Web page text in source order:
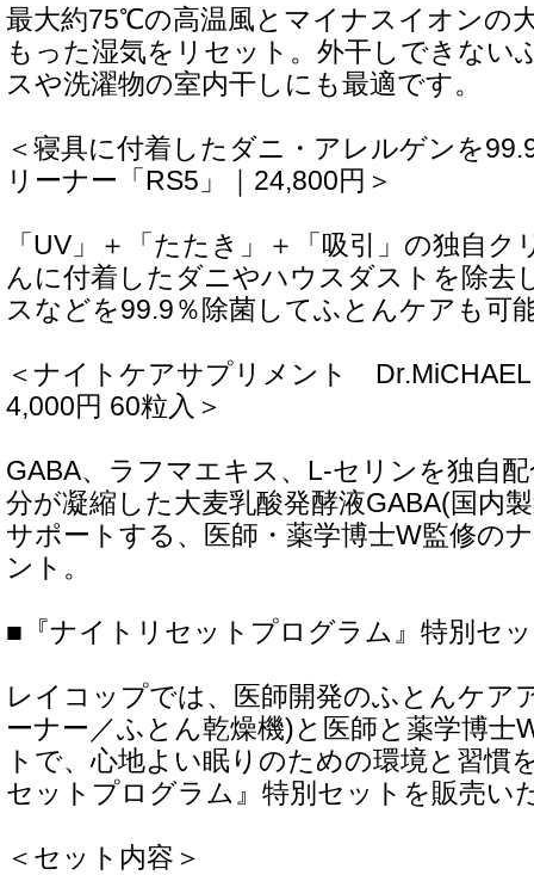
最大約75℃の高温風とマイナスイオンの
もった湿気をリセット。外干しできない
スや洗濯物の室内干しにも最適です。
＜寝具に付着したダニ・アレルゲンを
リーナー「RS5」｜24,800円＞
「UV」＋「たたき」＋「吸引」の独自
んに付着したダニやハウスダストを除去
スなどを99.9％除菌してふとんケアも可
＜ナイトケアサプリメント
4,000円 60粒入＞
GABA、ラフマエキス、L-セリンを独自
分が凝縮した大麦乳酸発酵液GABA(国内
サポートする、医師・薬学博士W監修の
ント。
■『ナイトリセットプログラム』特別セ
レイコップでは、医師開発のふとんケア
ーナー／ふとん乾燥機)と医師と薬学博士
トで、心地よい眠りのための環境と習慣
セットプログラム』特別セットを販売い
＜セット内容＞